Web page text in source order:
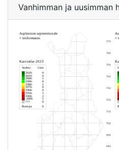
Vanhimman ja uusimman